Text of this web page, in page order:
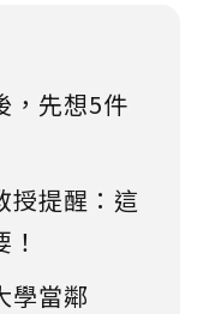
，先想5件
授提醒：這
學當鄰